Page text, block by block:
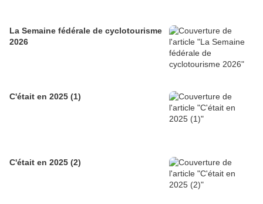
La Semaine fédérale de cyclotourisme
2026
C'était en 2025 (1)
C'était en 2025 (2)